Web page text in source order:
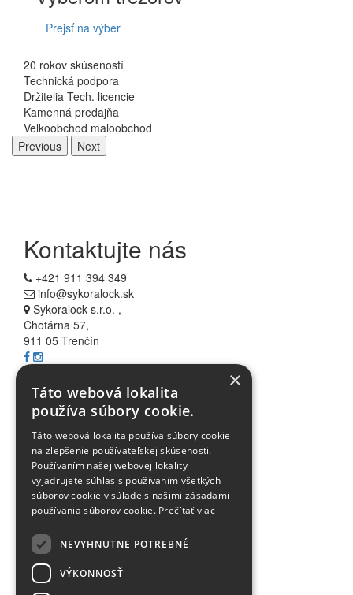
Prejsť na výber
20 rokov skúseností
Technická podpora
Držitelia Tech. licencie
Kamenná predajňa
Veľkoobchod maloobchod
Previous
Next
Kontaktujte nás
+421 911 394 349
info@sykoralock.sk
Sykoralock s.r.o. ,
Chotárna 57,
911 05 Trenčín
Informácie
Všetko o nákupe
Akcie
Blog
FAQ
Partnerské stránky
Odstúpenie od zmluvy
Bezpečnost a ochrana osobných údajov
Všeobecné obchodné podmienky
×
Táto webová lokalita
používa súbory cookie.
Táto webová lokalita používa súbory cookie
na zlepšenie používateľskej skúsenosti.
Používaním našej webovej lokality
vyjadrujete súhlas s používaním všetkých
súborov cookie v súlade s našimi zásadami
používania súborov cookie. Prečítať viac
NEVYHNUTNE POTREBNÉ
VÝKONNOSŤ